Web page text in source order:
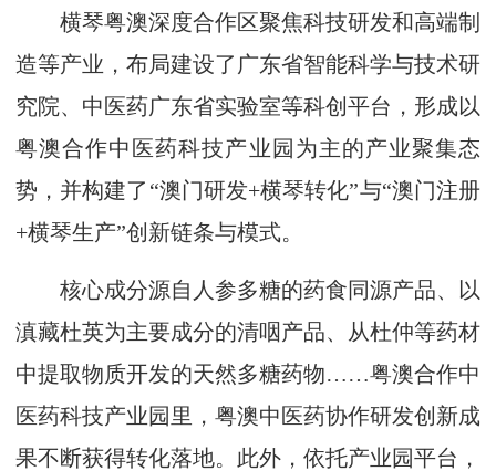
横琴粤澳深度合作区聚焦科技研发和高端制
造等产业，布局建设了广东省智能科学与技术研
究院、中医药广东省实验室等科创平台，形成以
粤澳合作中医药科技产业园为主的产业聚集态
势，并构建了“澳门研发+横琴转化”与“澳门注册
+横琴生产”创新链条与模式。
核心成分源自人参多糖的药食同源产品、以
滇藏杜英为主要成分的清咽产品、从杜仲等药材
中提取物质开发的天然多糖药物……粤澳合作中
医药科技产业园里，粤澳中医药协作研发创新成
果不断获得转化落地。此外，依托产业园平台，